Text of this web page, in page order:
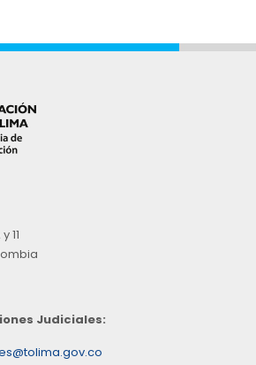
11
Judiciales: